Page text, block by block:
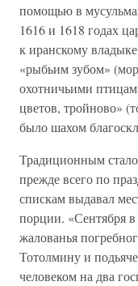
помощью в
1616 и 1618 годах
к иранскому
«рыбьим зубом»
охотничьими
цветов, тройново»
было шахом
Традиционным
прежде всего по
спискам выдавал
порции. «Сентября в
жалованья
Тотолмину и
человеком на два